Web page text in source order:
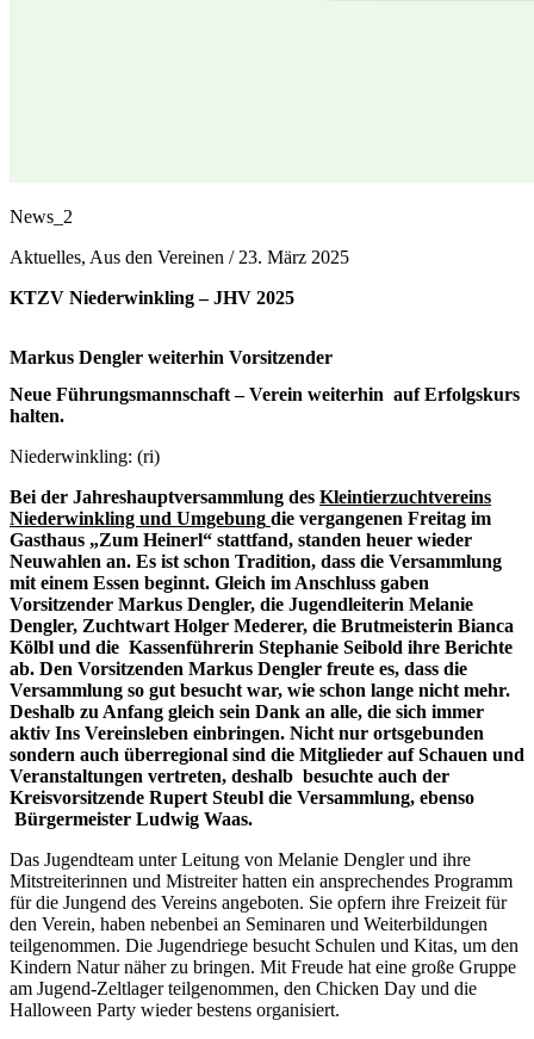
News_2
Aktuelles, Aus den Vereinen / 23. März 2025
KTZV Niederwinkling – JHV 2025
Markus Dengler weiterhin Vorsitzender
Neue Führungsmannschaft – Verein weiterhin auf Erfolgskurs
halten.
Niederwinkling: (ri)
Bei der Jahreshauptversammlung des Kleintierzuchtvereins
Niederwinkling und Umgebung die vergangenen Freitag im
Gasthaus „Zum Heinerl“ stattfand, standen heuer wieder
Neuwahlen an. Es ist schon Tradition, dass die Versammlung
mit einem Essen beginnt. Gleich im Anschluss gaben
Vorsitzender Markus Dengler, die Jugendleiterin Melanie
Dengler, Zuchtwart Holger Mederer, die Brutmeisterin Bianca
Kölbl und die Kassenführerin Stephanie Seibold ihre Berichte
ab. Den Vorsitzenden Markus Dengler freute es, dass die
Versammlung so gut besucht war, wie schon lange nicht mehr.
Deshalb zu Anfang gleich sein Dank an alle, die sich immer
aktiv Ins Vereinsleben einbringen. Nicht nur ortsgebunden
sondern auch überregional sind die Mitglieder auf Schauen und
Veranstaltungen vertreten, deshalb besuchte auch der
Kreisvorsitzende Rupert Steubl die Versammlung, ebenso
Bürgermeister Ludwig Waas.
Das Jugendteam unter Leitung von Melanie Dengler und ihre
Mitstreiterinnen und Mistreiter hatten ein ansprechendes Programm
für die Jungend des Vereins angeboten. Sie opfern ihre Freizeit für
den Verein, haben nebenbei an Seminaren und Weiterbildungen
teilgenommen. Die Jugendriege besucht Schulen und Kitas, um den
Kindern Natur näher zu bringen. Mit Freude hat eine große Gruppe
am Jugend-Zeltlager teilgenommen, den Chicken Day und die
Halloween Party wieder bestens organisiert.